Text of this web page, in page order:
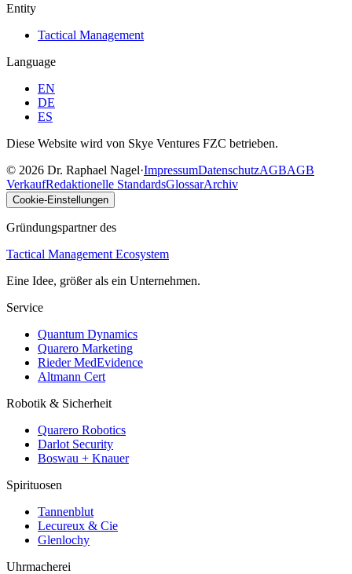
Entity
Tactical Management
Language
EN
DE
ES
Diese Website wird von Skye Ventures FZC betrieben.
© 2026 Dr. Raphael Nagel·ImpressumDatenschutzAGBAGB
VerkaufRedaktionelle StandardsGlossarArchiv
Cookie-Einstellungen
Gründungspartner des
Tactical Management Ecosystem
Eine Idee, größer als ein Unternehmen.
Service
Quantum Dynamics
Quarero Marketing
Rieder MedEvidence
Altmann Cert
Robotik & Sicherheit
Quarero Robotics
Darlot Security
Boswau + Knauer
Spirituosen
Tannenblut
Lecureux & Cie
Glenlochy
Uhrmacherei